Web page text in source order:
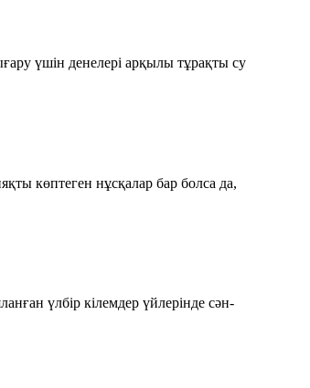
үшін денелері арқылы тұрақты су
көптеген нұсқалар бар болса да,
үлбір кілемдер үйлерінде сән-